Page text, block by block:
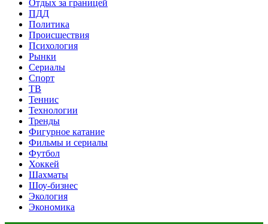
Отдых за границей
ПДД
Политика
Происшествия
Психология
Рынки
Сериалы
Спорт
ТВ
Теннис
Технологии
Тренды
Фигурное катание
Фильмы и сериалы
Футбол
Хоккей
Шахматы
Шоу-бизнес
Экология
Экономика